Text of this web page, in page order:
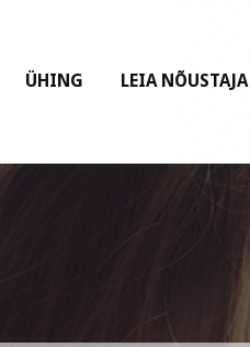
ÜHING LEIA NÕUSTAJA